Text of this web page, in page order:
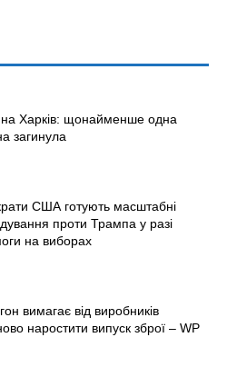
на Харків: щонайменше одна
загинула
США готують масштабні
проти Трампа у разі
на виборах
вимагає від виробників
наростити випуск зброї – WP